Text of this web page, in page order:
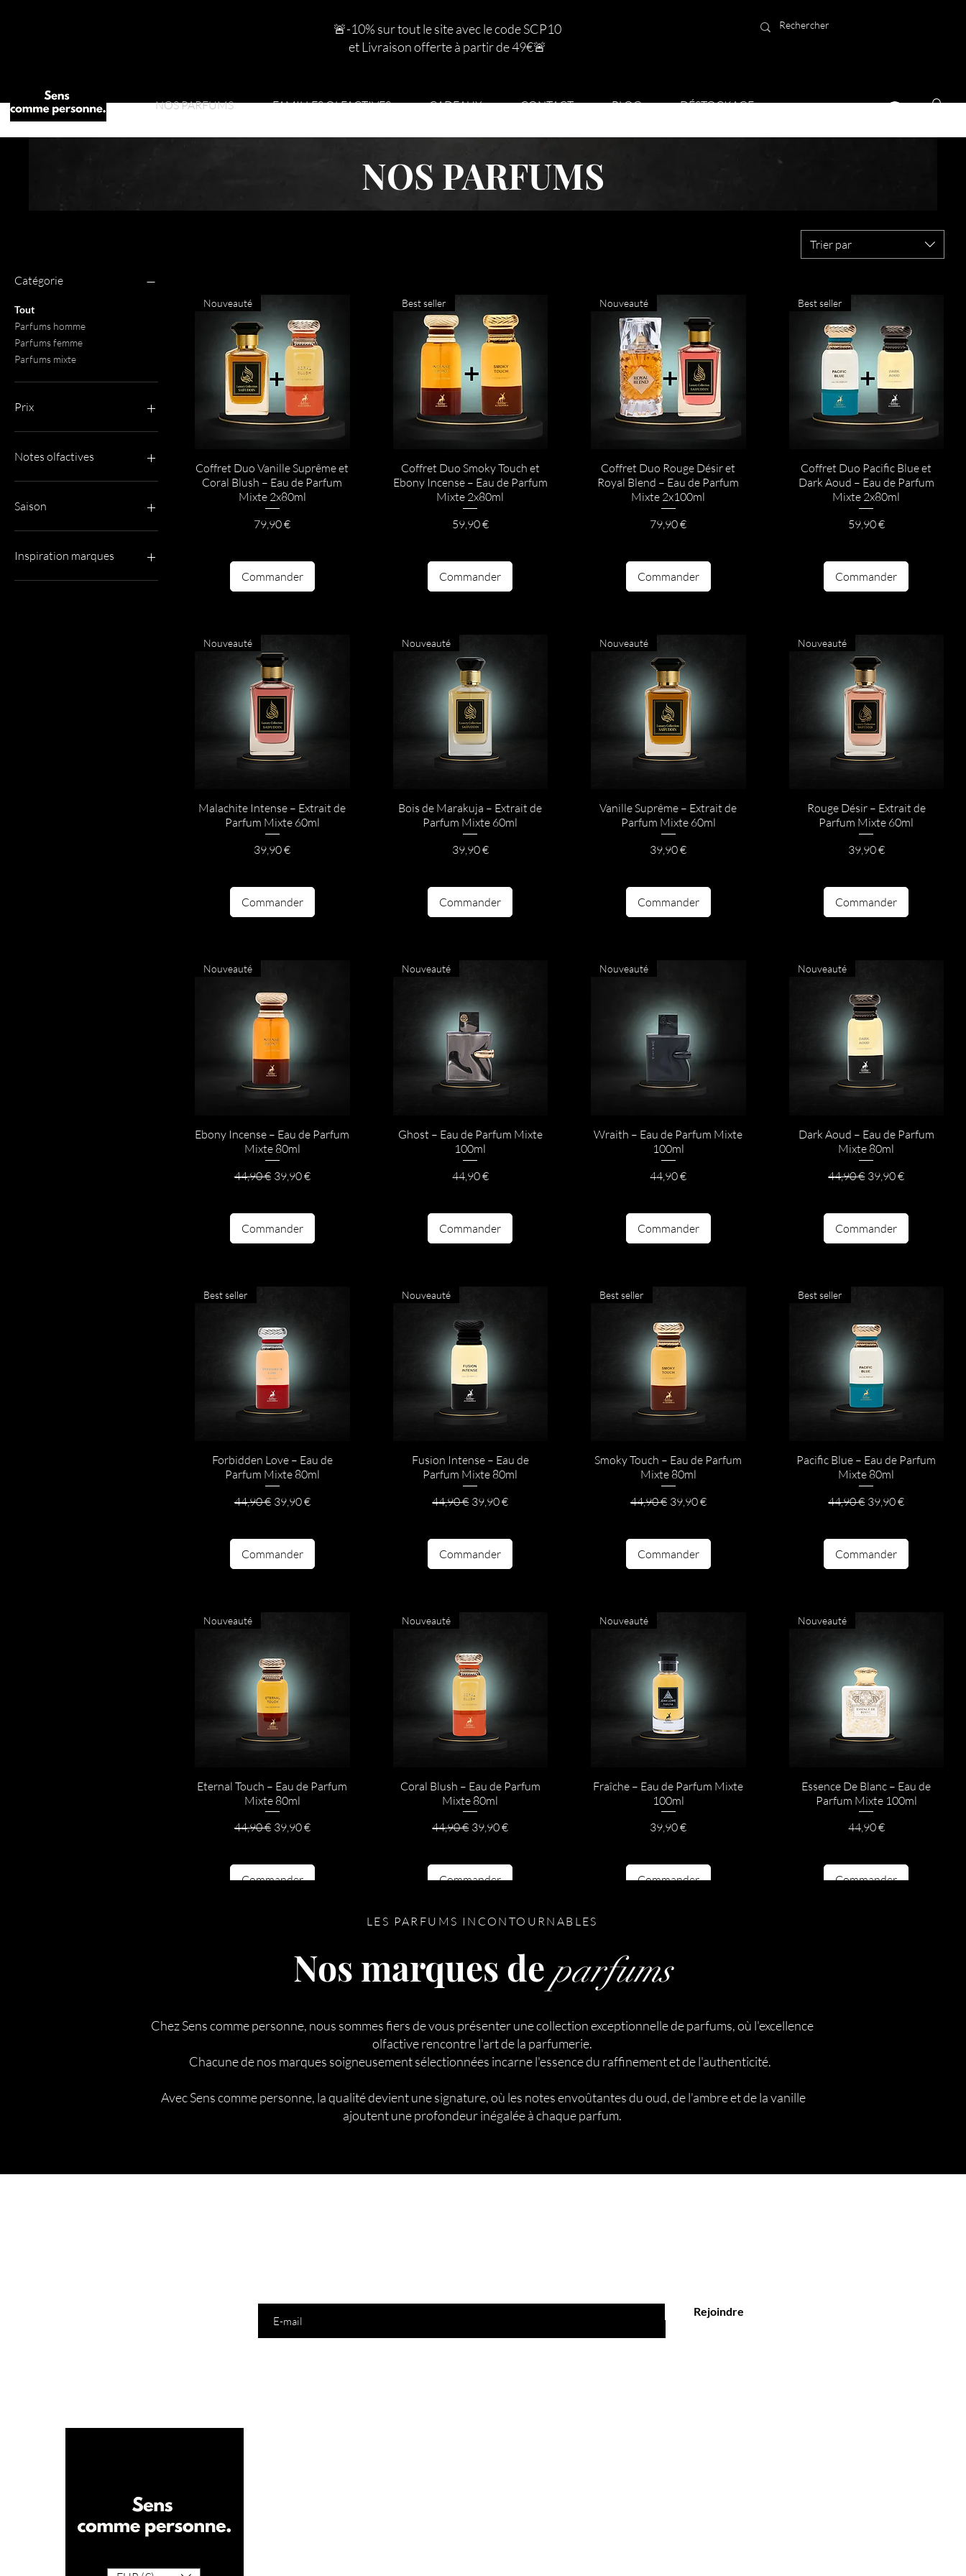
🚨-10% sur tout le site avec le code SCP10
et Livraison offerte à partir de 49€🚨
NOS PARFUMS FAMILLES OLFACTIVES CADEAUX CONTACT BLOG DÉSTOCKAGE
NOS PARFUMS
Catégorie
Tout
Parfums homme
Parfums femme
Parfums mixte
Prix
Notes olfactives
Fleuri
Fruité
Boisé
Saison
Parfums été
Parfums hiver
Inspiration marques
Maison Margiela
Trier par
Nouveauté
Coffret Duo Vanille Suprême et
Coral Blush – Eau de Parfum
Mixte 2x80ml
Prix
79,90 €
Commander
Best seller
Coffret Duo Smoky Touch et
Ebony Incense – Eau de Parfum
Mixte 2x80ml
Prix
59,90 €
Commander
Nouveauté
Coffret Duo Rouge Désir et
Royal Blend – Eau de Parfum
Mixte 2x100ml
Prix
79,90 €
Commander
Best seller
Coffret Duo Pacific Blue et
Dark Aoud – Eau de Parfum
Mixte 2x80ml
Prix
59,90 €
Commander
Nouveauté
Malachite Intense – Extrait de
Parfum Mixte 60ml
Prix
39,90 €
Commander
Nouveauté
Bois de Marakuja – Extrait de
Parfum Mixte 60ml
Prix
39,90 €
Commander
Nouveauté
Vanille Suprême – Extrait de
Parfum Mixte 60ml
Prix
39,90 €
Commander
Nouveauté
Rouge Désir – Extrait de
Parfum Mixte 60ml
Prix
39,90 €
Commander
Nouveauté
Ebony Incense – Eau de Parfum
Mixte 80ml
Prix original
44,90 € Prix promotionnel
39,90 €
Commander
Nouveauté
Ghost – Eau de Parfum Mixte
100ml
Prix
44,90 €
Commander
Nouveauté
Wraith – Eau de Parfum Mixte
100ml
Prix
44,90 €
Commander
Nouveauté
Dark Aoud – Eau de Parfum
Mixte 80ml
Prix original
44,90 € Prix promotionnel
39,90 €
Commander
Best seller
Forbidden Love – Eau de
Parfum Mixte 80ml
Prix original
44,90 € Prix promotionnel
39,90 €
Commander
Nouveauté
Fusion Intense – Eau de
Parfum Mixte 80ml
Prix original
44,90 € Prix promotionnel
39,90 €
Commander
Best seller
Smoky Touch – Eau de Parfum
Mixte 80ml
Prix original
44,90 € Prix promotionnel
39,90 €
Commander
Best seller
Pacific Blue – Eau de Parfum
Mixte 80ml
Prix original
44,90 € Prix promotionnel
39,90 €
Commander
Nouveauté
Eternal Touch – Eau de Parfum
Mixte 80ml
Prix original
44,90 € Prix promotionnel
39,90 €
Commander
Nouveauté
Coral Blush – Eau de Parfum
Mixte 80ml
Prix original
44,90 € Prix promotionnel
39,90 €
Commander
Nouveauté
Fraîche – Eau de Parfum Mixte
100ml
Prix
39,90 €
Commander
Nouveauté
Essence De Blanc – Eau de
Parfum Mixte 100ml
Prix
44,90 €
Commander
LES PARFUMS INCONTOURNABLES
Nos marques deparfums
Chez Sens comme personne, nous sommes fiers de vous présenter une collection exceptionnelle de parfums, où l'excellence
olfactive rencontre l'art de la parfumerie.
Chacune de nos marques soigneusement sélectionnées incarne l'essence du raffinement et de l'authenticité.
Avec Sens comme personne, la qualité devient une signature, où les notes envoûtantes du oud, de l'ambre et de la vanille
ajoutent une profondeur inégalée à chaque parfum.
Rejoindre